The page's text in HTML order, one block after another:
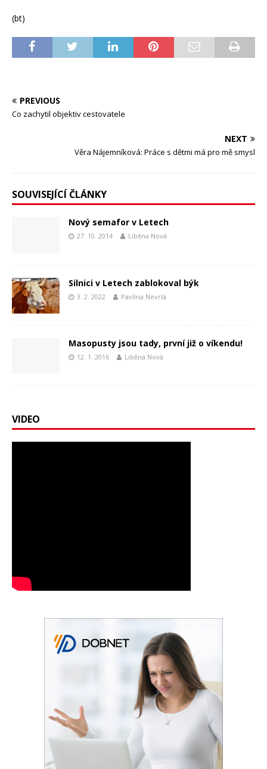
(bt)
PREVIOUS
Co zachytil objektiv cestovatele
NEXT
Věra Nájemníková: Práce s dětmi má pro mě smysl
SOUVISEJÍCÍ ČLÁNKY
Nový semafor v Letech
27. 10. 2014 Liběna Nová
Silnici v Letech zablokoval býk
3. 2. 2022 Pavlína Nevrlá
Masopusty jsou tady, první již o víkendu!
12. 1. 2016 Liběna Nová
VIDEO